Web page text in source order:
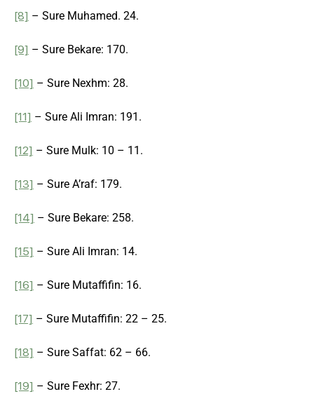
[8] – Sure Muhamed. 24.
[9] – Sure Bekare: 170.
[10] – Sure Nexhm: 28.
[11] – Sure Ali Imran: 191.
[12] – Sure Mulk: 10 – 11.
[13] – Sure A’raf: 179.
[14] – Sure Bekare: 258.
[15] – Sure Ali Imran: 14.
[16] – Sure Mutaffifin: 16.
[17] – Sure Mutaffifin: 22 – 25.
[18] – Sure Saffat: 62 – 66.
[19] – Sure Fexhr: 27.